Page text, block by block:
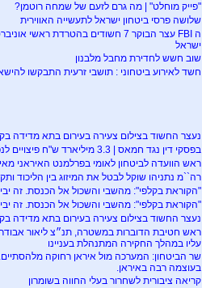
"פייק מוחלט" | מה גרם לזעם של שמחה רוטמן?
שלושה פרסי ביטחון ישראל לתעשייה האווירית
ישראל
שוב חשש לחדירת מחבל מלבנון
חשד לאירוע ביטחוני : תושבי זרעית התבקשו
נעצר החשוד בצילום צעירה בעירום בתא מדידה
בפסקי דין נגד חמאס | 3.3 מיליארד ש"ח פיצויים לנפגעי טרור
ראש הוועדה לביטחון לאומי בפרלמנט האיראני
רה``מ נתניהו שוקל לבטל את המיזוג בין הליכוד
"הקוראת בקלפי": מהשבי והשכול אל הכנסת. זה
"הקוראת בקלפי": מהשבי והשכול אל הכנסת. זה
נעצר החשוד בצילום צעירה בעירום בתא מדידה
ראש חטיבת הדוברות במשטרה, תנ״צ ליאור
עליו במהלך החקירה המתנהלת בעניינו
שר הביטחון: המערכה מול איראן רחוקה
בעוצמה רבה באיראן.
קריאה ציבורית לשחרור בעלי החווה בשומרון